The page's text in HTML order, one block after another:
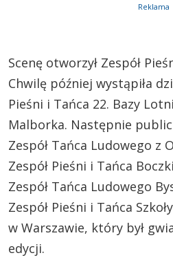
Reklama
Scenę otworzył Zespół
Chwilę później wystąpiła
Pieśni i Tańca 22. Bazy
Malborka. Następnie
Zespół Tańca Ludowego z
Zespół Pieśni i Tańca
Zespół Tańca Ludowego
Zespół Pieśni i Tańca
w Warszawie, który był
edycji.